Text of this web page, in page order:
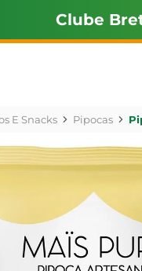
Clube
E Snacks Pipocas